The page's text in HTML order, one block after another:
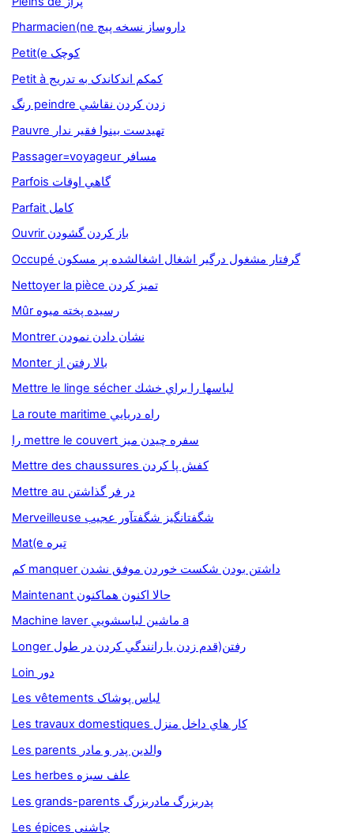
Pharmacien(ne داروساز نسخه پيچ
Petit(e کوچک
Petit à کمکم اندکاندک به تدريج
رنگ peindre زدن کردن نقاشي
Pauvre تهيدست بينوا فقير ندار
Passager=voyageur مسافر
Parfois گاهي اوقات
Parfait کامل
Ouvrir باز کردن گشودن
Occupé گرفتار مشغول درگير اشغال اشغالشده پر مسکون
Nettoyer la pièce تميز کردن
Mûr رسيده پخته ميوه
Montrer نشان دادن نمودن
Monter بالا رفتن از
Mettre le linge sécher لباسها را براي خشك
La route maritime راه دريايي
را mettre le couvert سفره چيدن ميز
Mettre des chaussures کفش پا کردن
Mettre au در فر گذاشتن
Merveilleuse شگفتانگيز شگفتآور عجيب
Mat(e تيره
کم manquer داشتن بودن شکست خوردن موفق نشدن
Maintenant حالا اکنون هماکنون
Machine laver ماشين لباسشويي a
Longer رفتن(قدم زدن يا رانندگي كردن در طول
Loin دور
Les vêtements لباس پوشاک
Les travaux domestiques كار هاي داخل منزل
Les parents والدين پدر و مادر
Les herbes علف سبزه
Les grands-parents پدربزرگ مادربزرگ
Les épices چاشني